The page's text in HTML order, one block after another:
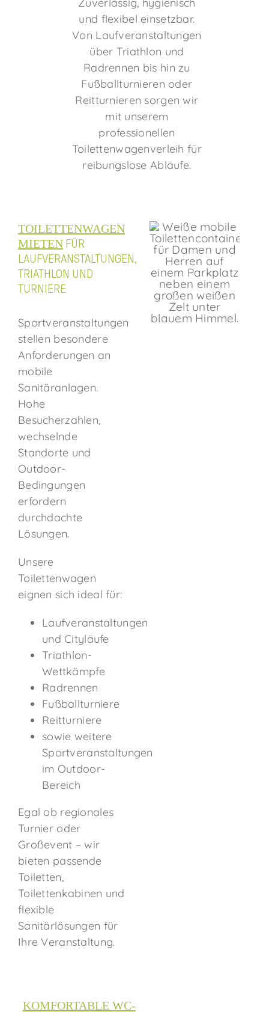
und flexibel einsetzbar.
Von Laufveranstaltungen
über Triathlon und
Radrennen bis hin zu
Fußballturnieren oder
Reitturnieren sorgen wir
mit unserem
professionellen
Toilettenwagenverleih für
reibungslose Abläufe.
TOILETTENWAGEN
MIETENFÜR
LAUFVERANSTALTUNGEN,
TRIATHLON UND
TURNIERE
Sportveranstaltungen
stellen besondere
Anforderungen an
mobile
Sanitäranlagen.
Hohe
Besucherzahlen,
wechselnde
Standorte und
Outdoor-
Bedingungen
erfordern
durchdachte
Lösungen.
Unsere
Toilettenwagen
eignen sich ideal für:
Laufveranstaltungen
und Cityläufe
Triathlon-
Wettkämpfe
Radrennen
Fußballturniere
Reitturniere
sowie weitere
Sportveranstaltungen
im Outdoor-
Bereich
Egal ob regionales
Turnier oder
Großevent – wir
bieten passende
Toiletten,
Toilettenkabinen und
flexible
Sanitärlösungen für
Ihre Veranstaltung.
KOMFORTABLE WC-